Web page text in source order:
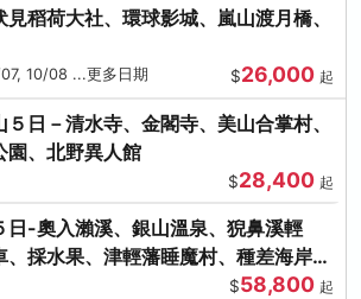
稻荷大社、環球影城、嵐山渡月橋、
10/08 ...更多日期 $26,000 起
日－清水寺、金閣寺、美山合掌村、
園、北野異人館
$28,400 起
日-奧入瀨溪、銀山溫泉、猊鼻溪輕
、採水果、津輕藩睡魔村、種差海岸
$58,800 起